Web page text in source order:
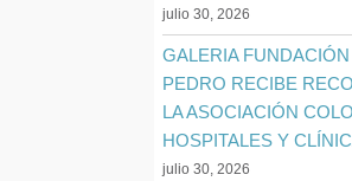
julio 30, 2026
GALERIA
PEDRO RECIBE
LA ASOCIACIÓN
HOSPITALES Y
julio 30, 2026